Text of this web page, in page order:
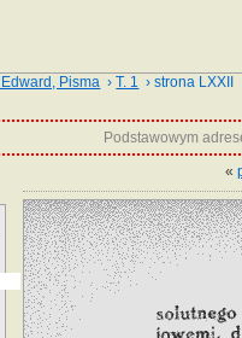
Pisma ›T. 1 › strona LXXII
Podstawowym
«